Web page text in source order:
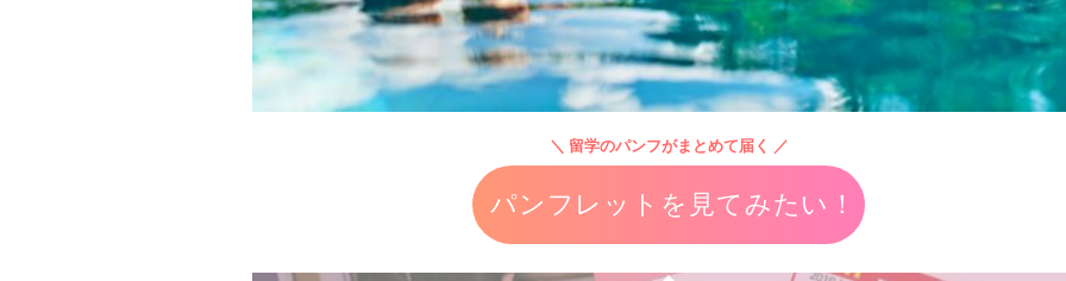
＼ 留学のパンフがまとめて届く ／
パンフレットを見てみたい！